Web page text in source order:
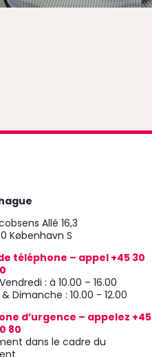
Allé 16,3
København S
téléphone – appel +45 30
: à 10.00 – 16.00
Dimanche : 10.00 - 12.00
d’urgence – appelez +45
80
dans le cadre du